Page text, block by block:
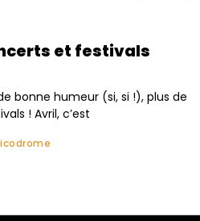
et festivals
bonne humeur (si, si !), plus de
! Avril, c’est